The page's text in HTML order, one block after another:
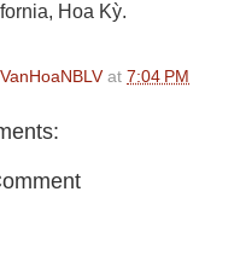
Hoa Kỳ.
VanHoaNBLV at 7:04 PM